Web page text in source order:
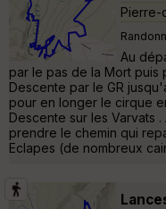
Pierre-
Au
par le pas de la Mort puis
Descente par le GR
pour en longer le cirque
Descente sur les Varvats
prendre le chemin qui
Eclapes (de nombreux